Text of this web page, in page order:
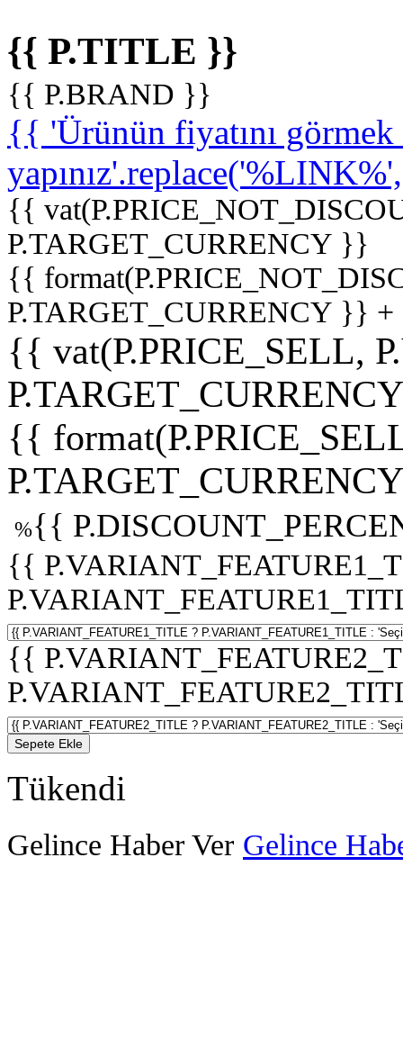
{{ P.TITLE }}
{{ P.BRAND }}
{{ 'Ürünün fiyatını
{{
P.TARGET_CURRENCY }}
{{
P.TARGET_CURRENCY }}
{{ vat(P.PRICE_SELL,
{{
%{{
{{
{{
Sepete Ekle
Tükendi
Gelince Haber Ver Gelince